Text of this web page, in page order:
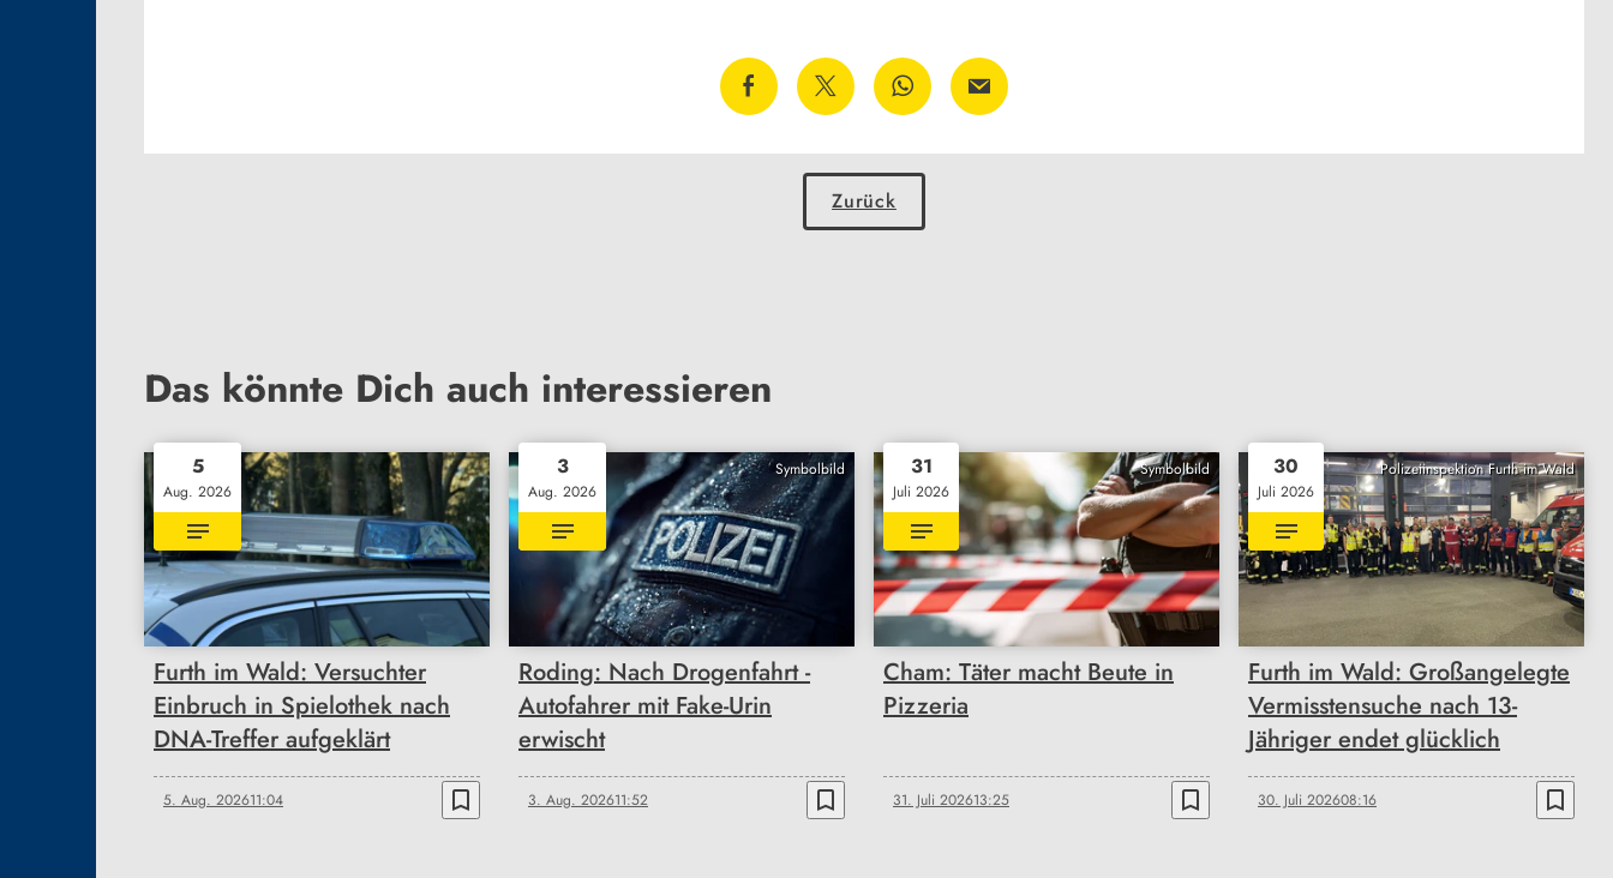
Zurück
Das könnte Dich auch interessieren
5
Aug. 2026
Furth im Wald: Versuchter
Einbruch in Spielothek nach
DNA-Treffer aufgeklärt
5. Aug. 202611:04 bookmark_border
Symbolbild
3
Aug. 2026
Roding: Nach Drogenfahrt -
Autofahrer mit Fake-Urin
erwischt
3. Aug. 202611:52 bookmark_border
Symbolbild
31
Juli 2026
Cham: Täter macht Beute in
Pizzeria
31. Juli 202613:25 bookmark_border
Polizeiinspektion Furth im Wald
30
Juli 2026
Furth im Wald: Großangelegte
Vermisstensuche nach 13-
Jähriger endet glücklich
30. Juli 202608:16 bookmark_border